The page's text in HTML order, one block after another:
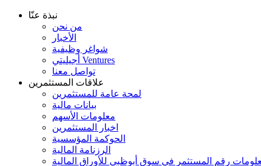
نبذة عنّا
من نحن
الأخبار
شواغر وظيفية
أجيليتي Ventures
تواصل معنا
علاقات المستثمرين
لمحة عامة للمستثمرين
بيانات مالية
معلومات الأسهم
اخبار المستثمرين
الحوكمة المؤسسية
الرزنامة المالية